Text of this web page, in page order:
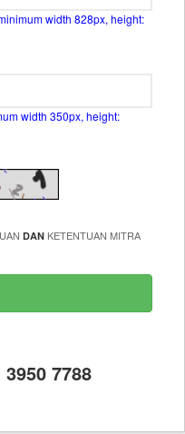
width 828px, height:
width 350px, height:
DAN KETENTUAN MITRA
7788